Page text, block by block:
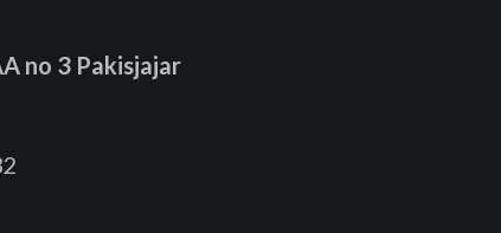
no 3 Pakisjajar